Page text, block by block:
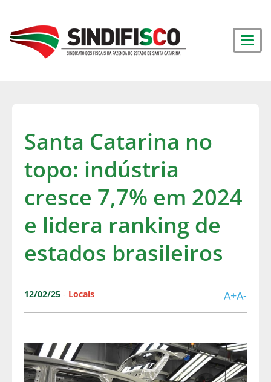
Santa Catarina no
topo: indústria
cresce 7,7% em 2024
e lidera ranking de
estados brasileiros
12/02/25 - Locais A+A-